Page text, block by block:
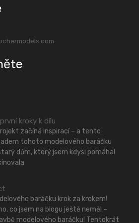
kroky k dílu
začíná inspirací – a tento
tohoto modelového baráčku
dům, který jsem kdysi pomáhal
baráčku krok za krokem!
co jsem na blogu ještě neměl –
modelového baráčku! Tentokrát